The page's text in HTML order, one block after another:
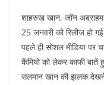
शाहरुख खान, जॉन अब्राहम
25 जनवरी को रिलीज हो
पहले ही सोशल मीडिया पर
कैमियो को लेकर काफी
सलमान खान की झलक देखने